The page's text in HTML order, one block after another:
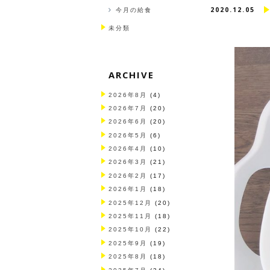
2020.12.05
今月の給食
未分類
ARCHIVE
2026年8月 (4)
2026年7月 (20)
2026年6月 (20)
2026年5月 (6)
2026年4月 (10)
2026年3月 (21)
2026年2月 (17)
2026年1月 (18)
2025年12月 (20)
2025年11月 (18)
2025年10月 (22)
2025年9月 (19)
2025年8月 (18)